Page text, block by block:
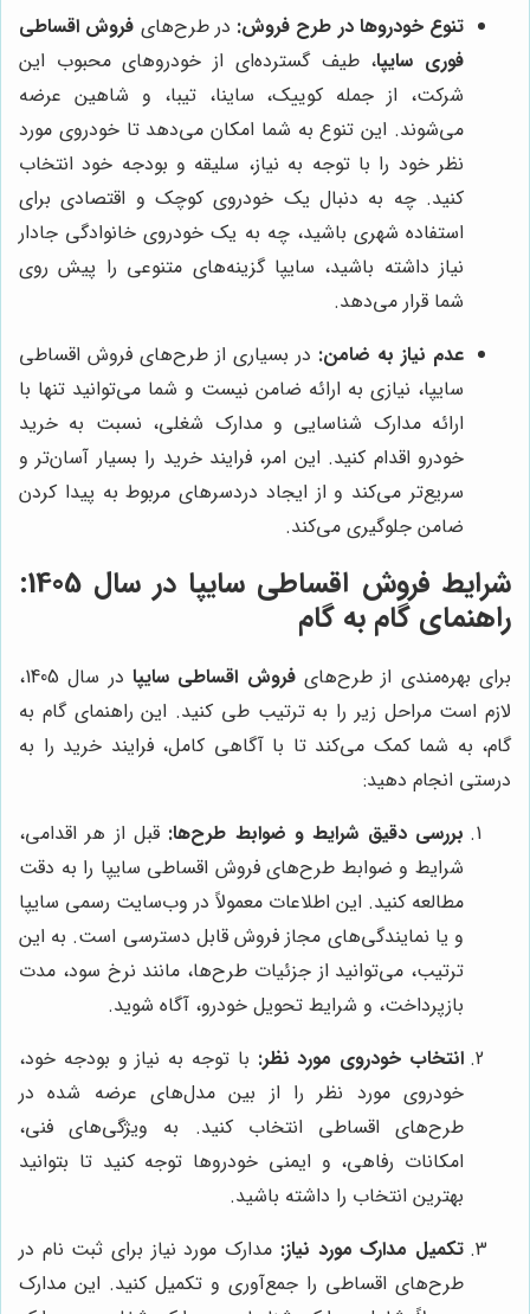
تنوع خودروها در طرح فروش: در طرح‌های فروش اقساطی
فوری سایپا، طیف گسترده‌ای از خودروهای محبوب این
شرکت، از جمله کوییک، ساینا، تیبا، و شاهین عرضه
می‌شوند. این تنوع به شما امکان می‌دهد تا خودروی مورد
نظر خود را با توجه به نیاز، سلیقه و بودجه خود انتخاب
کنید. چه به دنبال یک خودروی کوچک و اقتصادی برای
استفاده شهری باشید، چه به یک خودروی خانوادگی جادار
نیاز داشته باشید، سایپا گزینه‌های متنوعی را پیش روی
شما قرار می‌دهد.
عدم نیاز به ضامن: در بسیاری از طرح‌های فروش اقساطی
سایپا، نیازی به ارائه ضامن نیست و شما می‌توانید تنها با
ارائه مدارک شناسایی و مدارک شغلی، نسبت به خرید
خودرو اقدام کنید. این امر، فرایند خرید را بسیار آسان‌تر و
سریع‌تر می‌کند و از ایجاد دردسرهای مربوط به پیدا کردن
ضامن جلوگیری می‌کند.
شرایط فروش اقساطی سایپا در سال 1405:
راهنمای گام به گام
برای بهره‌مندی از طرح‌هایفروش اقساطی سایپا
در سال 1405،
لازم است مراحل زیر را به ترتیب طی کنید. این راهنمای گام به
گام، به شما کمک می‌کند تا با آگاهی کامل، فرایند خرید را به
درستی انجام دهید:
بررسی دقیق شرایط و ضوابط طرح‌ها: قبل از هر اقدامی،
شرایط و ضوابط طرح‌های فروش اقساطی سایپا را به دقت
مطالعه کنید. این اطلاعات معمولاً در وب‌سایت رسمی سایپا
و یا نمایندگی‌های مجاز فروش قابل دسترسی است. به این
ترتیب، می‌توانید از جزئیات طرح‌ها، مانند نرخ سود، مدت
بازپرداخت، و شرایط تحویل خودرو، آگاه شوید.
انتخاب خودروی مورد نظر: با توجه به نیاز و بودجه خود،
خودروی مورد نظر را از بین مدل‌های عرضه شده در
طرح‌های اقساطی انتخاب کنید. به ویژگی‌های فنی،
امکانات رفاهی، و ایمنی خودروها توجه کنید تا بتوانید
بهترین انتخاب را داشته باشید.
تکمیل مدارک مورد نیاز: مدارک مورد نیاز برای ثبت نام در
طرح‌های اقساطی را جمع‌آوری و تکمیل کنید. این مدارک